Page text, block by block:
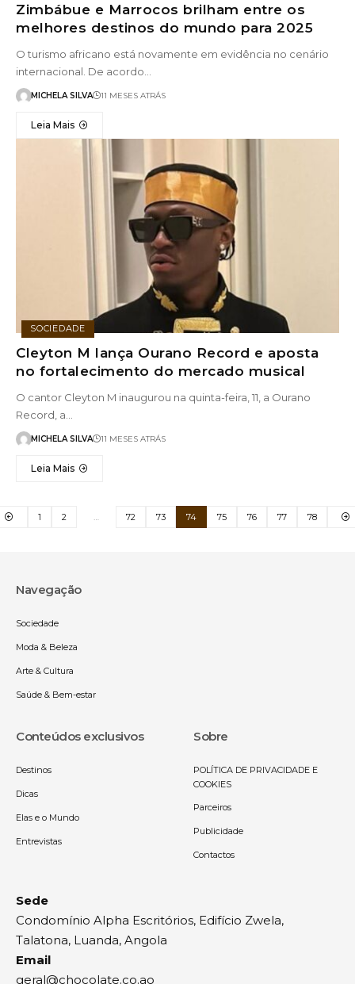
Zimbábue e Marrocos brilham entre os
melhores destinos do mundo para 2025
O turismo africano está novamente em evidência no cenário
internacional. De acordo…
MICHELA SILVA 11 MESES ATRÁS
Leia Mais
SOCIEDADE
Cleyton M lança Ourano Record e aposta
no fortalecimento do mercado musical
O cantor Cleyton M inaugurou na quinta-feira, 11, a Ourano
Record, a…
MICHELA SILVA 11 MESES ATRÁS
Leia Mais
1 2 … 72 73 74 75 76 77 78
Navegação
Sociedade
Moda & Beleza
Arte & Cultura
Saúde & Bem-estar
Conteúdos exclusivos
Destinos
Dicas
Elas e o Mundo
Entrevistas
Sobre
POLÍTICA DE PRIVACIDADE E
COOKIES
Parceiros
Publicidade
Contactos
Sede
Condomínio Alpha Escritórios, Edifício Zwela,
Talatona, Luanda, Angola
Email
geral@chocolate.co.ao